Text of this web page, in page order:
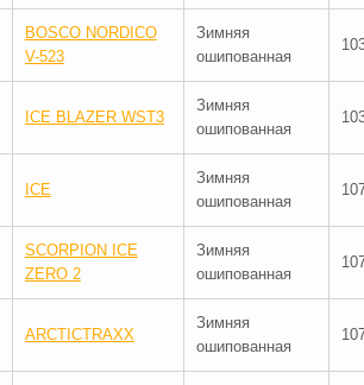
BOSCO NORDICO
V-523
Зимняя
ошипованная
ICE BLAZER WST3
Зимняя
ошипованная
ICE
Зимняя
ошипованная
SCORPION ICE
ZERO 2
Зимняя
ошипованная
ARCTICTRAXX
Зимняя
ошипованная